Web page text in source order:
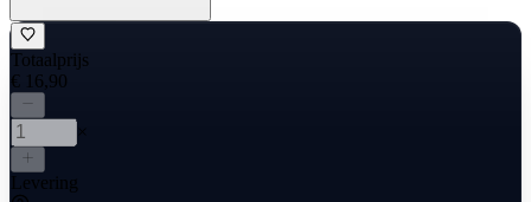
Totaalprijs
€ 16,90
×
Levering